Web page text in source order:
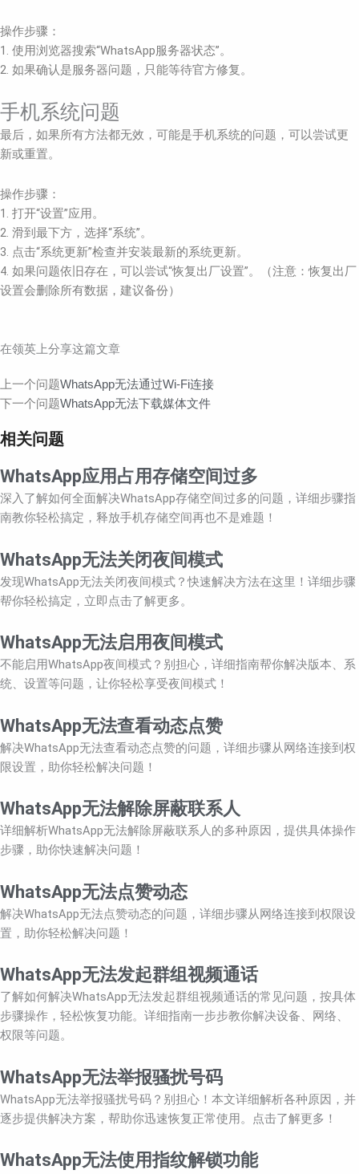
操作步骤：
1. 使用浏览器搜索“WhatsApp服务器状态”。
2. 如果确认是服务器问题，只能等待官方修复。
手机系统问题
最后，如果所有方法都无效，可能是手机系统的问题，可以尝试更
新或重置。
操作步骤：
1. 打开“设置”应用。
2. 滑到最下方，选择“系统”。
3. 点击“系统更新”检查并安装最新的系统更新。
4. 如果问题依旧存在，可以尝试“恢复出厂设置”。（注意：恢复出厂
设置会删除所有数据，建议备份）
在领英上分享这篇文章
Prev
上一个问题WhatsApp无法通过Wi-Fi连接
下一个问题WhatsApp无法下载媒体文件
Next
相关问题
WhatsApp应用占用存储空间过多
深入了解如何全面解决WhatsApp存储空间过多的问题，详细步骤指
南教你轻松搞定，释放手机存储空间再也不是难题！
WhatsApp无法关闭夜间模式
发现WhatsApp无法关闭夜间模式？快速解决方法在这里！详细步骤
帮你轻松搞定，立即点击了解更多。
WhatsApp无法启用夜间模式
不能启用WhatsApp夜间模式？别担心，详细指南帮你解决版本、系
统、设置等问题，让你轻松享受夜间模式！
WhatsApp无法查看动态点赞
解决WhatsApp无法查看动态点赞的问题，详细步骤从网络连接到权
限设置，助你轻松解决问题！
WhatsApp无法解除屏蔽联系人
详细解析WhatsApp无法解除屏蔽联系人的多种原因，提供具体操作
步骤，助你快速解决问题！
WhatsApp无法点赞动态
解决WhatsApp无法点赞动态的问题，详细步骤从网络连接到权限设
置，助你轻松解决问题！
WhatsApp无法发起群组视频通话
了解如何解决WhatsApp无法发起群组视频通话的常见问题，按具体
步骤操作，轻松恢复功能。详细指南一步步教你解决设备、网络、
权限等问题。
WhatsApp无法举报骚扰号码
WhatsApp无法举报骚扰号码？别担心！本文详细解析各种原因，并
逐步提供解决方案，帮助你迅速恢复正常使用。点击了解更多！
WhatsApp无法使用指纹解锁功能